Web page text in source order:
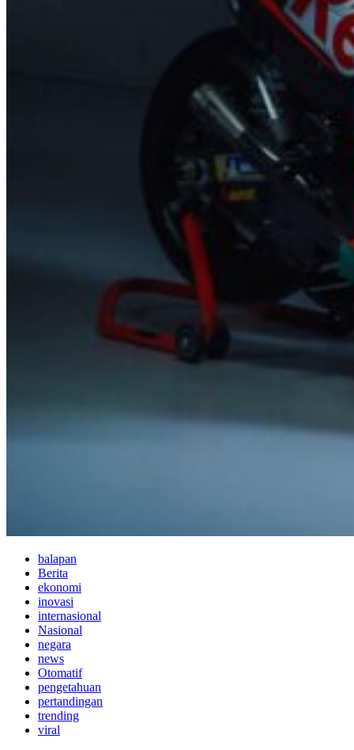
balapan
Berita
ekonomi
inovasi
internasional
Nasional
negara
news
Otomatif
pengetahuan
pertandingan
trending
viral